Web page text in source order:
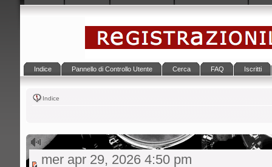
Indice Pannello di Controllo Utente Cerca FAQ Iscritti
Indice
mer apr 29, 2026 4:50 pm